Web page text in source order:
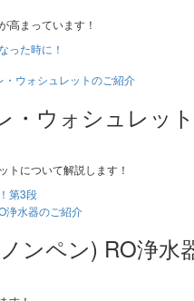
高まっています！
った時に！
・ウォシュレット
トについて解説します！
第3段
ンペン) RO浄水